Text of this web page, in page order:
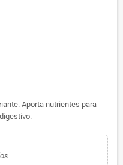
Aporta nutrientes para